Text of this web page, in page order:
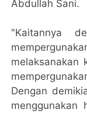
Abdullah Sani.
"Kaitannya
melaksanakan
Dengan
menggunakan